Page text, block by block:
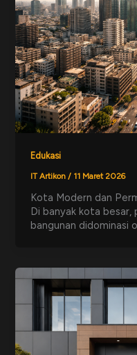
Edukasi
IT Artikon/ 11 Maret 2026
Kota Modern dan
Di banyak kota besar,
bangunan didominasi